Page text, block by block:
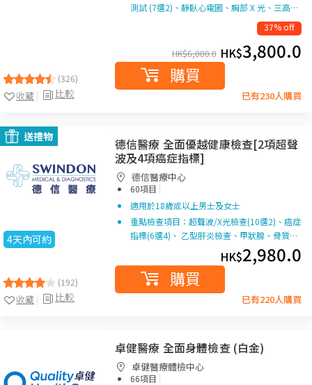
(326)
比較
收藏
測試 (7選2)、靜臥心電圖、胸部 X 光、三高…
37% off
HK$6,000.0 HK$3,800.0
購買
已有230人購買
送禮物
4天內可約
(192)
比較
收藏
德信醫療 全面優越健康檢查[2項超聲
波及4項癌症指標]
德信醫療中心
60項目 |
適用於18歲或以上男士及女士
重點檢查項目：超聲波/X光檢查(10選2)、癌症
指標(6選4)、 乙型肝炎檢查、甲狀腺、骨質…
HK$2,980.0
購買
已有220人購買
卓健醫療 全面身體檢查 (白金)
卓健醫療體檢中心
66項目 |